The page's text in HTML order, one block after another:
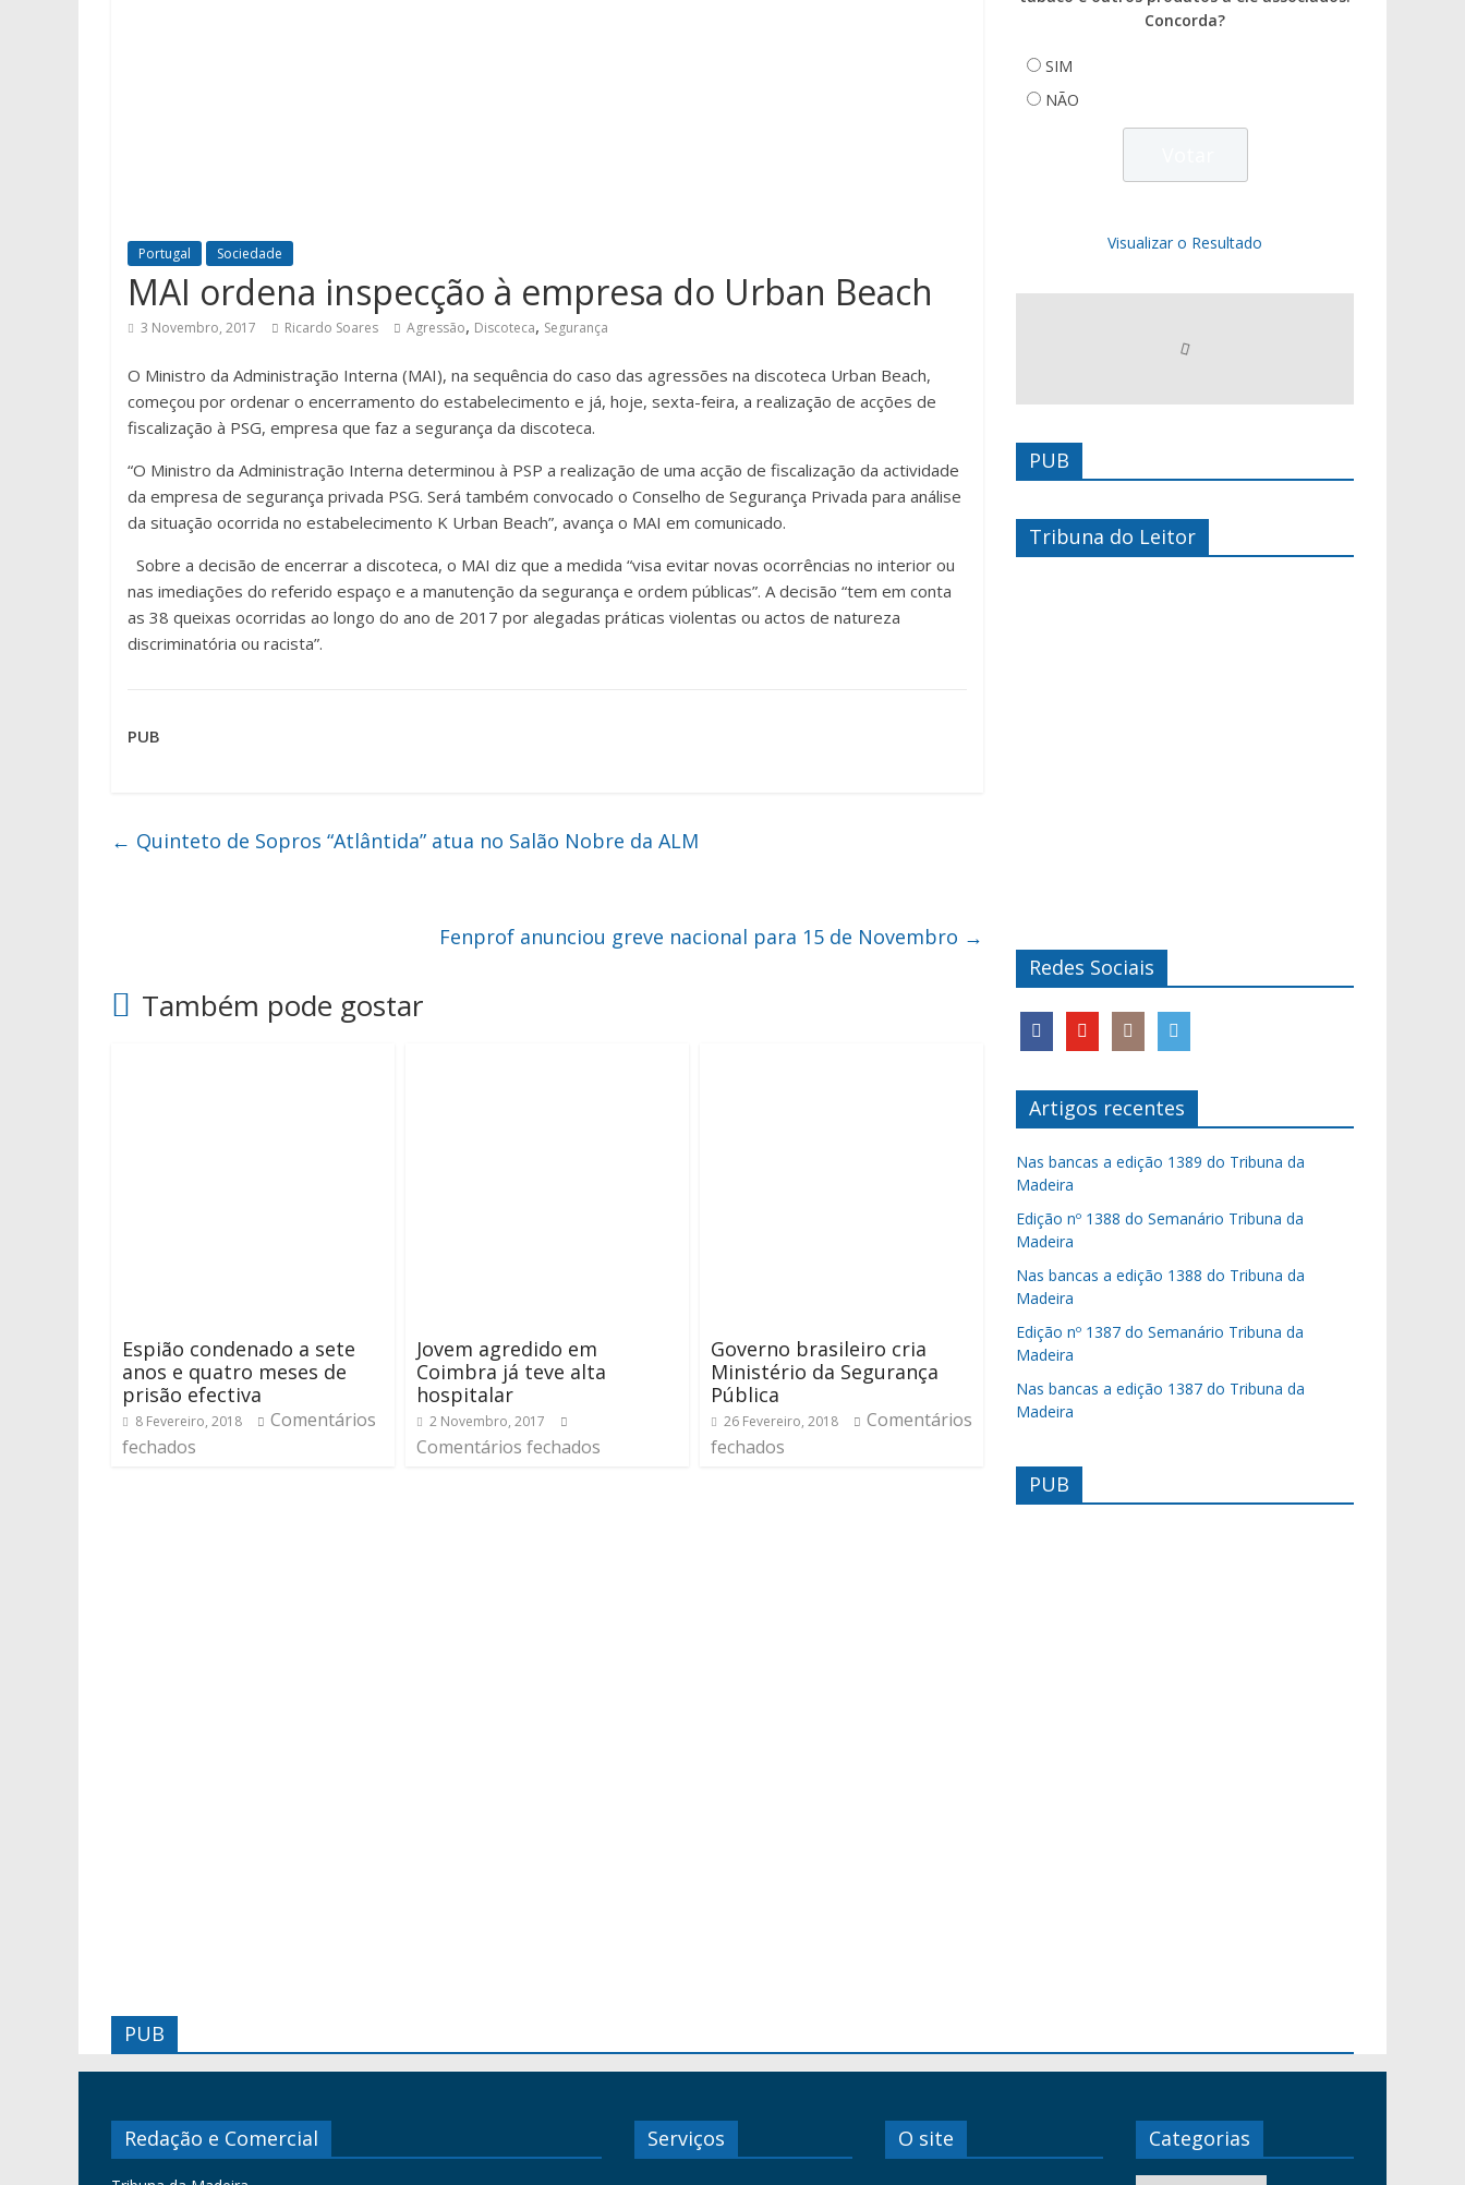
Portugal Sociedade
MAI ordena inspecção à empresa do Urban Beach
3 Novembro, 2017 Ricardo Soares Agressão, Discoteca, Segurança
O Ministro da Administração Interna (MAI), na sequência do caso das agressões na discoteca Urban Beach,
começou por ordenar o encerramento do estabelecimento e já, hoje, sexta-feira, a realização de acções de
fiscalização à PSG, empresa que faz a segurança da discoteca.
“O Ministro da Administração Interna determinou à PSP a realização de uma acção de fiscalização da actividade
da empresa de segurança privada PSG. Será também convocado o Conselho de Segurança Privada para análise
da situação ocorrida no estabelecimento K Urban Beach”, avança o MAI em comunicado.
Sobre a decisão de encerrar a discoteca, o MAI diz que a medida “visa evitar novas ocorrências no interior ou
nas imediações do referido espaço e a manutenção da segurança e ordem públicas”. A decisão “tem em conta
as 38 queixas ocorridas ao longo do ano de 2017 por alegadas práticas violentas ou actos de natureza
discriminatória ou racista”.
PUB
← Quinteto de Sopros “Atlântida” atua no Salão Nobre da ALM
Fenprof anunciou greve nacional para 15 de Novembro →
Também pode gostar
Espião condenado a sete
anos e quatro meses de
prisão efectiva
8 Fevereiro, 2018
Comentários
fechados
Jovem agredido em
Coimbra já teve alta
hospitalar
2 Novembro, 2017
Comentários fechados
Governo brasileiro cria
Ministério da Segurança
Pública
26 Fevereiro, 2018
Comentários
fechados
Concorda?
SIM
NÃO
Visualizar o Resultado
PUB
Tribuna do Leitor
Redes Sociais
Artigos recentes
Nas bancas a edição 1389 do Tribuna da
Madeira
Edição nº 1388 do Semanário Tribuna da
Madeira
Nas bancas a edição 1388 do Tribuna da
Madeira
Edição nº 1387 do Semanário Tribuna da
Madeira
Nas bancas a edição 1387 do Tribuna da
Madeira
PUB
PUB
Redação e Comercial Serviços O site Categorias